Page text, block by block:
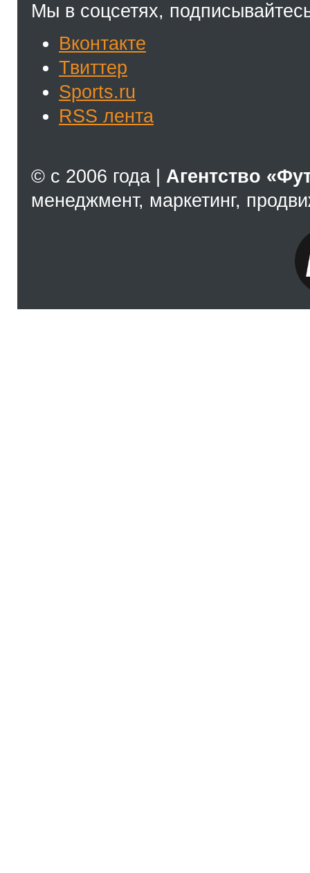
Мы в соцсетях,
Вконтакте
Твиттер
Sports.ru
RSS лента
© с 2006 года | Агентство
менеджмент, маркетинг,